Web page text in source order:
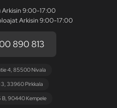
Arkisin 9:00-17:00
Arkisin 9:00-17:00
890 813
4, 85500 Nivala
33960 Pirkkala
B, 90440 Kempele